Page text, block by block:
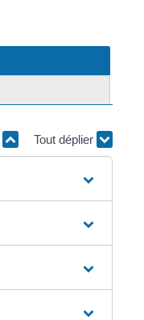
Tout déplier